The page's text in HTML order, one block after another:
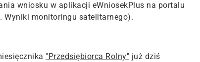
wniosku w aplikacji eWniosekPlus na portalu
Wyniki monitoringu satelitarnego).
"Przedsiębiorca Rolny" już dziś